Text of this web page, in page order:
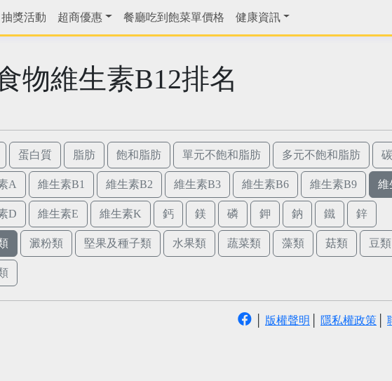
抽獎活動 超商優惠 餐廳吃到飽菜單價格 健康資訊
物維生素B12排名
蛋白質 脂肪 飽和脂肪 單元不飽和脂肪 多元不飽和脂肪
A 維生素B1 維生素B2 維生素B3 維生素B6 維生素B9 維
D 維生素E 維生素K 鈣 鎂 磷 鉀 鈉 鐵 鋅
澱粉類 堅果及種子類 水果類 蔬菜類 藻類 菇類 豆類
版權聲明 隱私權政策